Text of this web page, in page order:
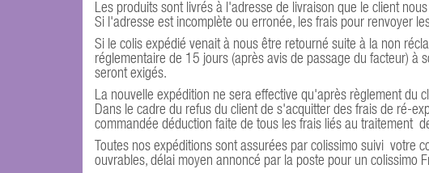
Les produits sont livrés à l'adresse de livraison que le client
Si l'adresse est incomplète ou erronée, les frais pour renvoyer
Si le colis expédié venait à nous être retourné suite à la non
réglementaire de 15 jours (après avis de passage du facteur)
seront exigés.
La nouvelle expédition ne sera effective qu'après règlement du
Dans le cadre du refus du client de s'acquitter des frais de ré-
commandée déduction faite de tous les frais liés au traitement
Toutes nos expéditions sont assurées par colissimo suivi
ouvrables, délai moyen annoncé par la poste pour un colissimo